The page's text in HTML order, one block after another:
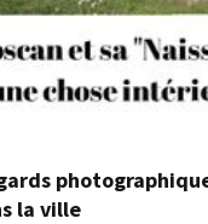
la ville